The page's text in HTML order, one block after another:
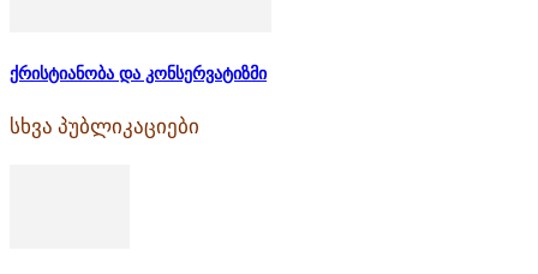
ქრისტიანობა და კონსერვატიზმი
სხვა პუბლიკაციები